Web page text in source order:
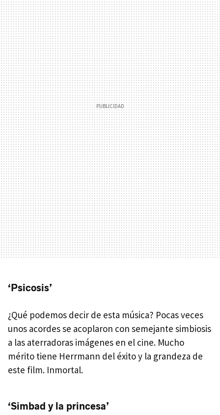
‘Psicosis’
¿Qué podemos decir de esta música? Pocas veces
unos acordes se acoplaron con semejante simbiosis
a las aterradoras imágenes en el cine. Mucho
mérito tiene Herrmann del éxito y la grandeza de
este film. Inmortal.
‘Simbad y la princesa’